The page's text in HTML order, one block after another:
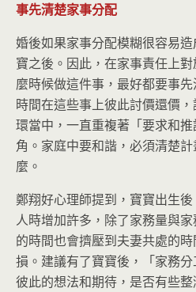
事先清楚家事分配
婚後如果家事分配模糊很容易
寶之後。因此，在家事責任上
麼時候做這件事，最好都要事
時間在這些事上彼此討價還價
環當中，一直重複著「要求和
角。家庭中要和諧，必須清楚
麼。
鄭翔好心理師提到，寶寶出生
人時增加許多，除了家務量與
的時間也會擠壓到夫妻共處的
損。建議有了寶寶後，「家務
彼此的想法和期待，是否有些